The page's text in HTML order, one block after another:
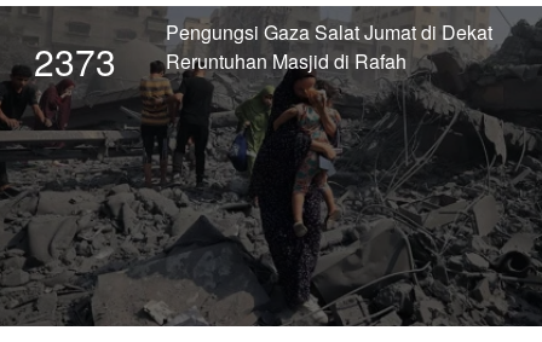
2373
Pengungsi Gaza Salat Jumat di Dekat
Reruntuhan Masjid di Rafah